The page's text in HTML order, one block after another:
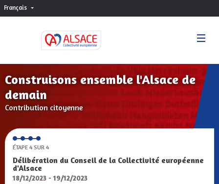
Français Choisir la langue
Construisons ensemble l'Alsace de
demain
Contribution citoyenne
ÉTAPE 4 SUR 4
Délibération du Conseil de la Collectivité européenne
d'Alsace
18/12/2023 - 19/12/2023